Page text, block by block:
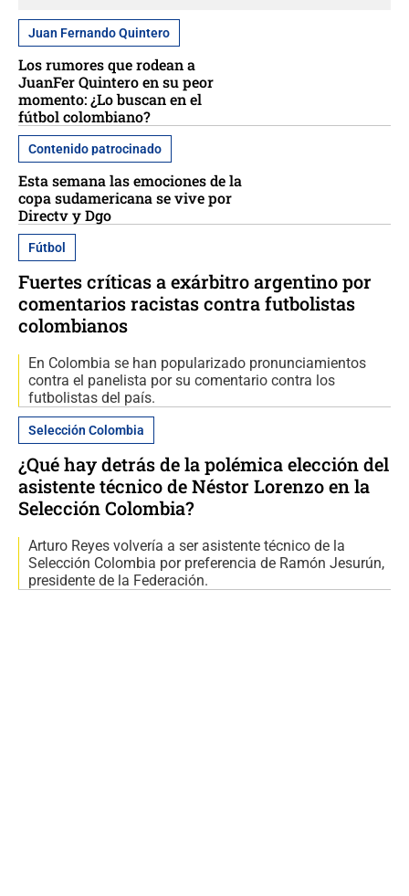
Juan Fernando Quintero
Los rumores que rodean a
JuanFer Quintero en su peor
momento: ¿Lo buscan en el
fútbol colombiano?
Contenido patrocinado
Esta semana las emociones de la
copa sudamericana se vive por
Directv y Dgo
Fútbol
Fuertes críticas a exárbitro argentino por
comentarios racistas contra futbolistas
colombianos
En Colombia se han popularizado pronunciamientos
contra el panelista por su comentario contra los
futbolistas del país.
Selección Colombia
¿Qué hay detrás de la polémica elección del
asistente técnico de Néstor Lorenzo en la
Selección Colombia?
Arturo Reyes volvería a ser asistente técnico de la
Selección Colombia por preferencia de Ramón Jesurún,
presidente de la Federación.